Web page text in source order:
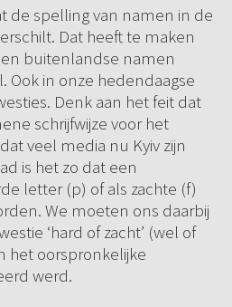
de spelling van namen in de
Dat heeft te maken
buitenlandse namen
Ook in onze hedendaagse
Denk aan het feit dat
schrijfwijze voor het
veel media nu Kyiv zijn
is het zo dat een
letter (p) of als zachte (f)
We moeten ons daarbij
‘hard of zacht’ (wel of
het oorspronkelijke
werd.